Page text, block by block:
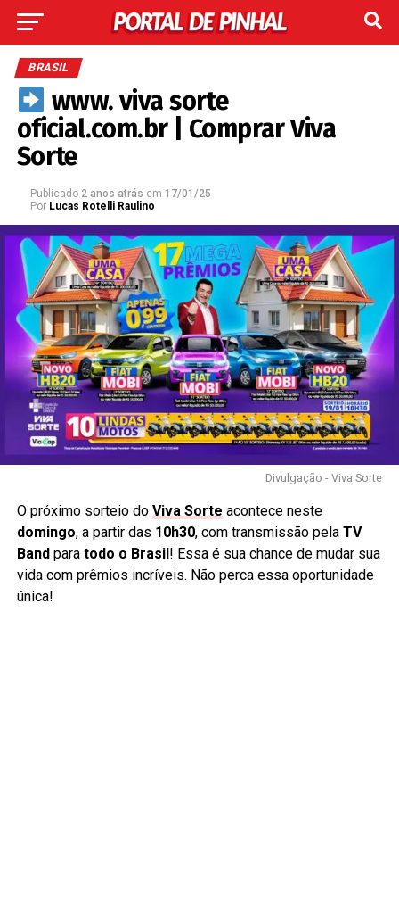
BRASIL
www. viva sorte
oficial.com.br | Comprar Viva
Sorte
Publicado 2 anos atrás em 17/01/25
Por Lucas Rotelli Raulino
Divulgação - Viva Sorte
O próximo sorteio do Viva Sorte acontece neste
domingo, a partir das 10h30, com transmissão pela TV
Bandpara todo o Brasil! Essa é sua chance de mudar sua
vida com prêmios incríveis. Não perca essa oportunidade
única!